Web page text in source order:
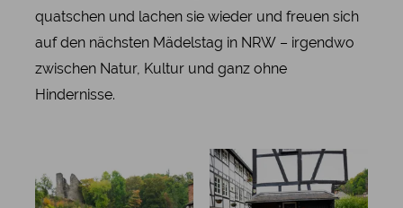
quatschen und lachen sie wieder und freuen sich
auf den nächsten Mädelstag in NRW – irgendwo
zwischen Natur, Kultur und ganz ohne
Hindernisse.